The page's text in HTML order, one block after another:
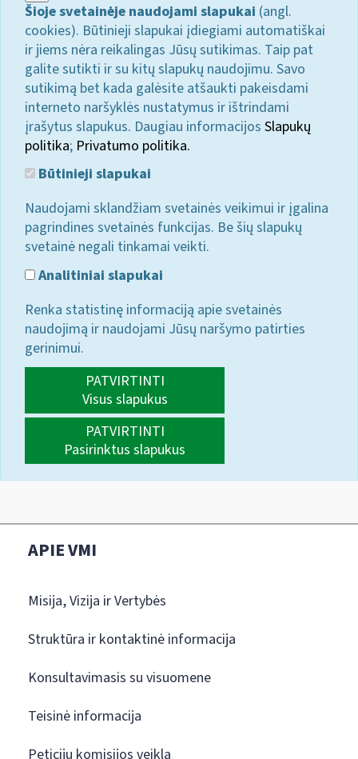
Šioje svetainėje naudojami slapukai (angl.
cookies). Būtinieji slapukai įdiegiami automatiškai
ir jiems nėra reikalingas Jūsų sutikimas. Taip pat
galite sutikti ir su kitų slapukų naudojimu. Savo
sutikimą bet kada galėsite atšaukti pakeisdami
interneto naršyklės nustatymus ir ištrindami
įrašytus slapukus. Daugiau informacijos Slapukų
politika; Privatumo politika.
Būtinieji slapukai
Naudojami sklandžiam svetainės veikimui ir įgalina
pagrindines svetainės funkcijas. Be šių slapukų
svetainė negali tinkamai veikti.
Analitiniai slapukai
Renka statistinę informaciją apie svetainės
naudojimą ir naudojami Jūsų naršymo patirties
gerinimui.
PATVIRTINTI
Visus slapukus
PATVIRTINTI
Pasirinktus slapukus
APIE VMI
Misija, Vizija ir Vertybės
Struktūra ir kontaktinė informacija
Konsultavimasis su visuomene
Teisinė informacija
Peticijų komisijos veikla